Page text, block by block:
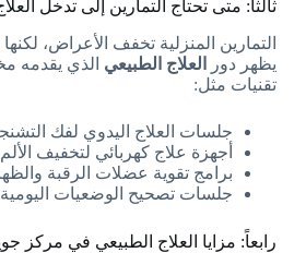
ثالثاً: متى تحتاج التمارين إلى تدخل
التمارين المنزلية تخفف الأعراض، لكنها
يظهر دور
العلاج الطبيعي الذي يقدمه
تقنيات مثل:
جلسات العلاج اليدوي لفك
أجهزة علاج كهربائي لتخفيف
برامج تقوية عضلات الرقبة
جلسات تصحيح الوضعيات
رابعاً: مزايا العلاج الطبيعي في مركز